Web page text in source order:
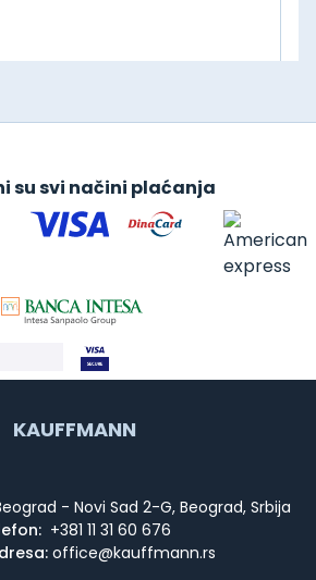
su svi načini plaćanja
KAUFFMANN
- Novi Sad 2-G, Beograd, Srbija
+381 11 31 60 676